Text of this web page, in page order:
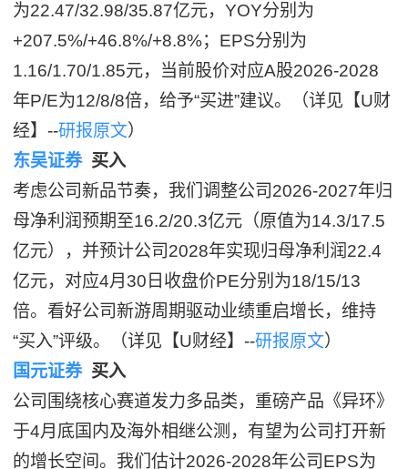
为22.47/32.98/35.87亿元，YOY分别为
+207.5%/+46.8%/+8.8%；EPS分别为
1.16/1.70/1.85元，当前股价对应A股2026-2028
年P/E为12/8/8倍，给予“买进”建议。（详见【U财
经】--研报原文）
东吴证券买入
考虑公司新品节奏，我们调整公司2026-2027年归
母净利润预期至16.2/20.3亿元（原值为14.3/17.5
亿元），并预计公司2028年实现归母净利润22.4
亿元，对应4月30日收盘价PE分别为18/15/13
倍。看好公司新游周期驱动业绩重启增长，维持
“买入”评级。（详见【U财经】--研报原文）
国元证券买入
公司围绕核心赛道发力多品类，重磅产品《异环》
于4月底国内及海外相继公测，有望为公司打开新
的增长空间。我们估计2026-2028年公司EPS为